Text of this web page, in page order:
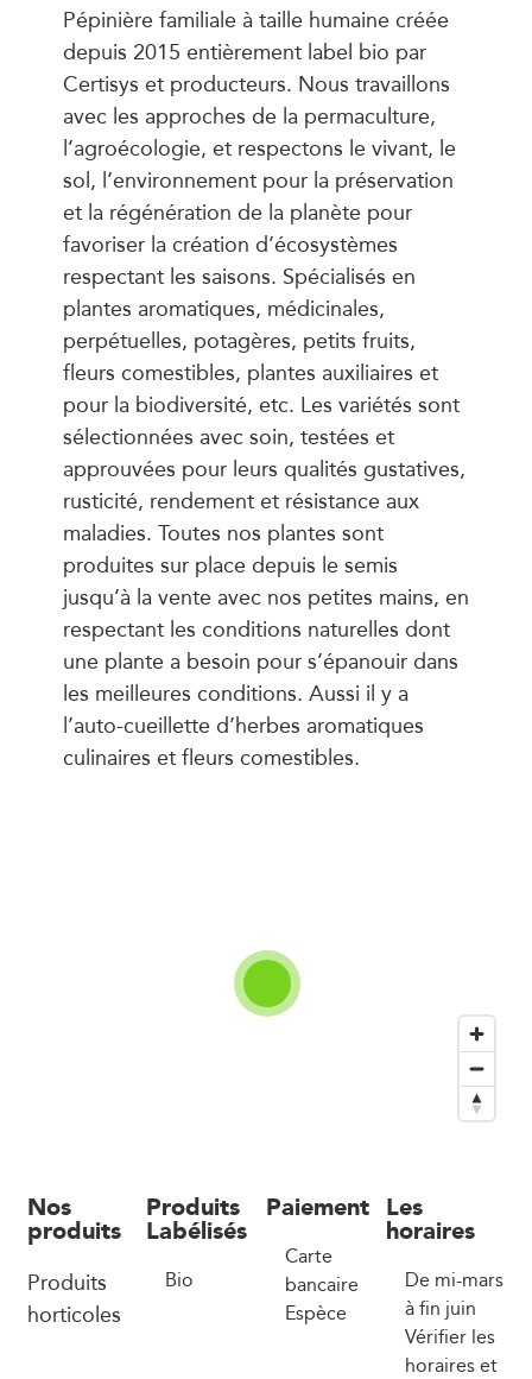
Pépinière familiale à taille humaine créée
depuis 2015 entièrement label bio par
Certisys et producteurs. Nous travaillons
avec les approches de la permaculture,
l’agroécologie, et respectons le vivant, le
sol, l’environnement pour la préservation
et la régénération de la planète pour
favoriser la création d’écosystèmes
respectant les saisons. Spécialisés en
plantes aromatiques, médicinales,
perpétuelles, potagères, petits fruits,
fleurs comestibles, plantes auxiliaires et
pour la biodiversité, etc. Les variétés sont
sélectionnées avec soin, testées et
approuvées pour leurs qualités gustatives,
rusticité, rendement et résistance aux
maladies. Toutes nos plantes sont
produites sur place depuis le semis
jusqu’à la vente avec nos petites mains, en
respectant les conditions naturelles dont
une plante a besoin pour s’épanouir dans
les meilleures conditions. Aussi il y a
l’auto-cueillette d’herbes aromatiques
culinaires et fleurs comestibles.
Nos
produits
Produits
horticoles
Produits
Labélisés
Bio
Paiement
Carte
bancaire
Espèce
Les
horaires
De mi-mars
à fin juin
Vérifier les
horaires et